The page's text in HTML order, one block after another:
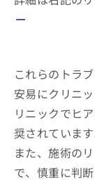
ー
これらのトラ
安易にクリニ
リニックでヒ
奨されています
また、施術の
で、慎重に判